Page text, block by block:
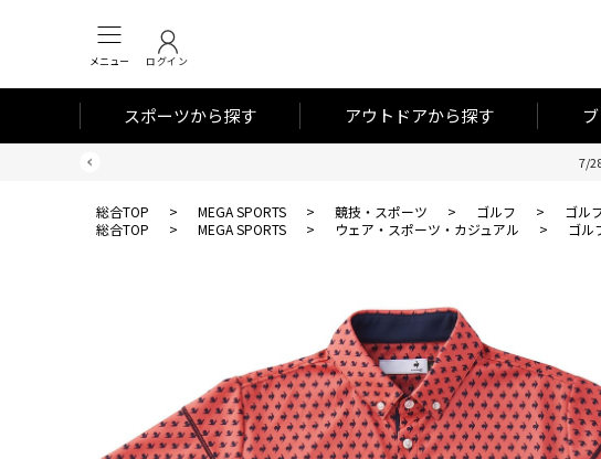
メニュー ログイン
スポーツから探す アウトドアから探す
7/
総合TOP > MEGA SPORTS > 競技・スポーツ > ゴルフ > ゴル
総合TOP
> MEGA SPORTS > ウェア・スポーツ・カジュアル > ゴル